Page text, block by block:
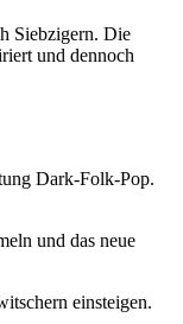
Siebzigern. Die
und dennoch
Dark-Folk-Pop.
und das neue
einsteigen.